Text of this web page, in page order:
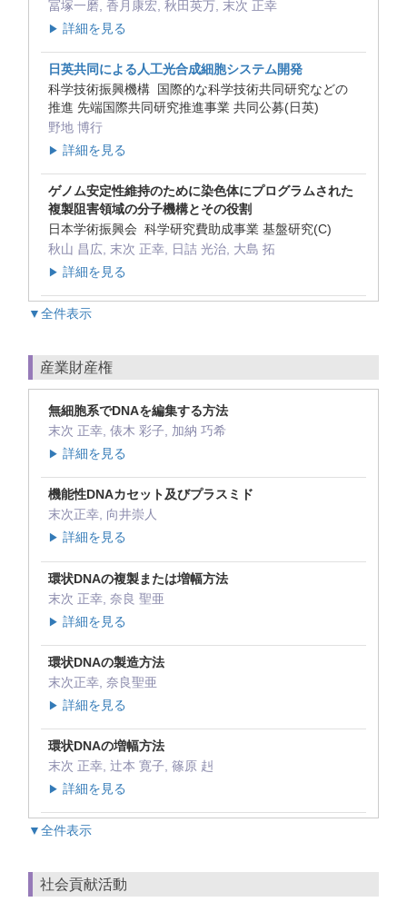
冨塚一磨, 香月康宏, 秋田英万, 末次 正幸
▶ 詳細を見る
日英共同による人工光合成細胞システム開発
科学技術振興機構 国際的な科学技術共同研究などの
推進 先端国際共同研究推進事業 共同公募(日英)
野地 博行
▶ 詳細を見る
ゲノム安定性維持のために染色体にプログラムされた
複製阻害領域の分子機構とその役割
日本学術振興会 科学研究費助成事業 基盤研究(C)
秋山 昌広, 末次 正幸, 日詰 光治, 大島 拓
▶ 詳細を見る
▼全件表示
産業財産権
無細胞系でDNAを編集する方法
末次 正幸, 俵木 彩子, 加納 巧希
▶ 詳細を見る
機能性DNAカセット及びプラスミド
末次正幸, 向井崇人
▶ 詳細を見る
環状DNAの複製または増幅方法
末次 正幸, 奈良 聖亜
▶ 詳細を見る
環状DNAの製造方法
末次正幸, 奈良聖亜
▶ 詳細を見る
環状DNAの増幅方法
末次 正幸, 辻本 寛子, 篠原 赳
▶ 詳細を見る
▼全件表示
社会貢献活動